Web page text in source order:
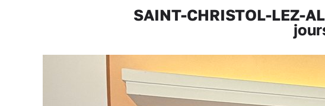
SAINT-CHRISTOL-LEZ-